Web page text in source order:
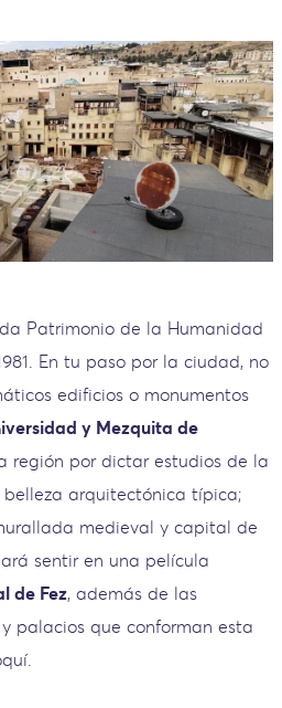
Patrimonio de la Humanidad
En tu paso por la ciudad, no
edificios o monumentos
y Mezquita de
región por dictar estudios de la
arquitectónica típica;
medieval y capital de
sentir en una película
de Fez, además de las
palacios que conforman esta